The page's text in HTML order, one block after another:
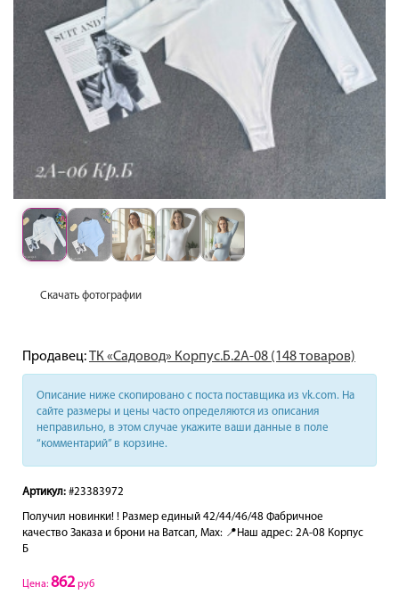
Скачать фотографии
Продавец:ТК «Садовод» Корпус.Б.2А-08 (148 товаров)
Описание ниже скопировано с поста поставщика из vk.com. На
сайте размеры и цены часто определяются из описания
неправильно, в этом случае укажите ваши данные в поле
“комментарий” в корзине.
Артикул: #23383972
Получил новинки! ! Размер единый 42/44/46/48 Фабричное
качество Заказа и брони на Ватсап, Мах: 📍Наш адрес: 2А-08 Корпус
Б
Цена: 862 руб